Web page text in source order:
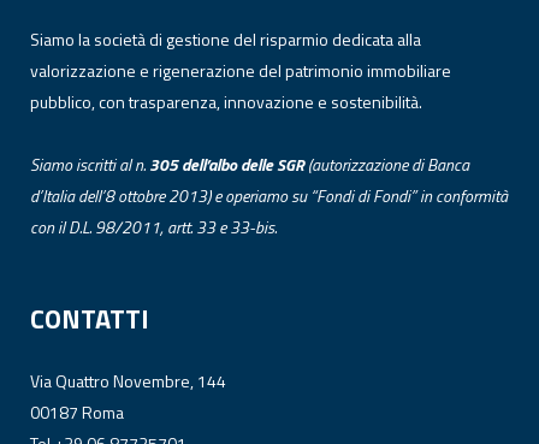
Siamo la società di gestione del risparmio dedicata alla
valorizzazione e rigenerazione del patrimonio immobiliare
pubblico, con trasparenza, innovazione e sostenibilità.
Siamo iscritti al n.305 dell’albodelleSGR(autorizzazione di Banca
d’Italia dell’8 ottobre 2013) e operiamo su “Fondi di Fondi” in conformità
con il D.L. 98/2011, artt. 33 e 33-bis.
CONTATTI
Via Quattro Novembre, 144
00187 Roma